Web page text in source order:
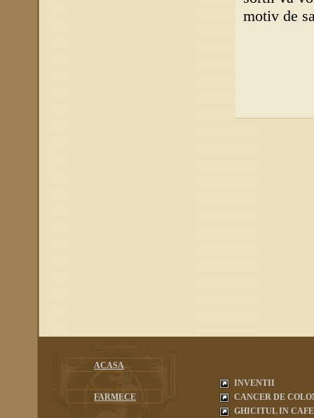
motiv de
ACASA
FARMECE
INVENTII
CANCER DE
GHICITUL IN